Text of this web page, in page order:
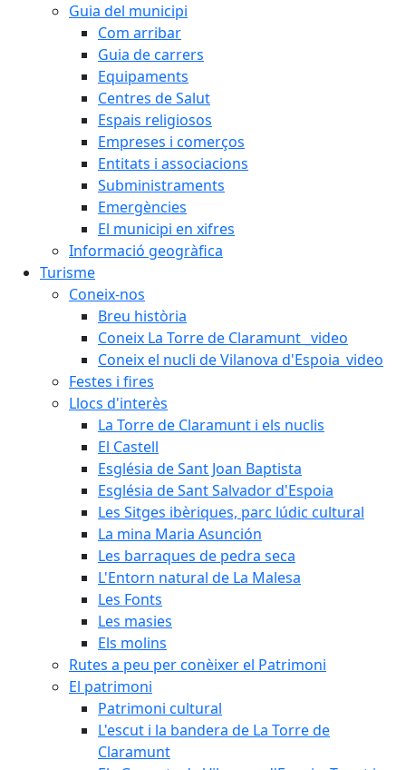
Guia del municipi
Com arribar
Guia de carrers
Equipaments
Centres de Salut
Espais religiosos
Empreses i comerços
Entitats i associacions
Subministraments
Emergències
El municipi en xifres
Informació geogràfica
Turisme
Coneix-nos
Breu història
Coneix La Torre de Claramunt _video
Coneix el nucli de Vilanova d'Espoia_video
Festes i fires
Llocs d'interès
La Torre de Claramunt i els nuclis
El Castell
Església de Sant Joan Baptista
Església de Sant Salvador d'Espoia
Les Sitges ibèriques, parc lúdic cultural
La mina Maria Asunción
Les barraques de pedra seca
L'Entorn natural de La Malesa
Les Fonts
Les masies
Els molins
Rutes a peu per conèixer el Patrimoni
El patrimoni
Patrimoni cultural
L'escut i la bandera de La Torre de
Claramunt